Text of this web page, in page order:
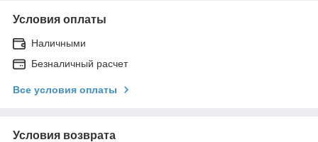
Условия оплаты
Наличными
Безналичный расчет
Все условия оплаты
Условия возврата